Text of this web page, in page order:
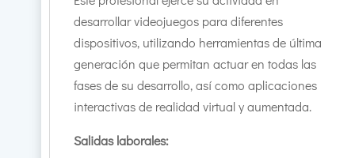
desarrollar videojuegos para diferentes
dispositivos, utilizando herramientas de última
generación que permitan actuar en todas las
fases de su desarrollo, así como aplicaciones
interactivas de realidad virtual y aumentada.
Salidas laborales: